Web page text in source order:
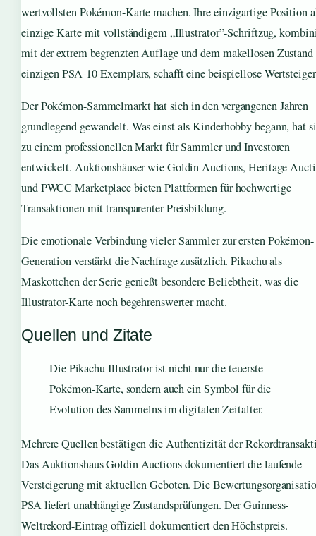
wertvollsten Pokémon-Karte machen. Ihre einzigartige Position
einzige Karte mit vollständigem „Illustrator”-Schriftzug,
mit der extrem begrenzten Auflage und dem makellosen Zustand
einzigen PSA-10-Exemplars, schafft eine beispiellose
Der Pokémon-Sammelmarkt hat sich in den vergangenen Jahren
grundlegend gewandelt. Was einst als Kinderhobby begann, hat
zu einem professionellen Markt für Sammler und Investoren
entwickelt. Auktionshäuser wie Goldin Auctions, Heritage
und PWCC Marketplace bieten Plattformen für hochwertige
Transaktionen mit transparenter Preisbildung.
Die emotionale Verbindung vieler Sammler zur ersten Pokémon-
Generation verstärkt die Nachfrage zusätzlich. Pikachu als
Maskottchen der Serie genießt besondere Beliebtheit, was die
Illustrator-Karte noch begehrenswerter macht.
Quellen und Zitate
Die Pikachu Illustrator ist nicht nur die teuerste
Pokémon-Karte, sondern auch ein Symbol für die
Evolution des Sammelns im digitalen Zeitalter.
Mehrere Quellen bestätigen die Authentizität der
Das Auktionshaus Goldin Auctions dokumentiert die laufende
Versteigerung mit aktuellen Geboten. Die
PSA liefert unabhängige Zustandsprüfungen. Der Guinness-
Weltrekord-Eintrag offiziell dokumentiert den Höchstpreis.